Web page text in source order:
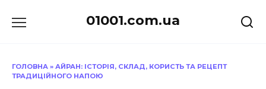
до
01001.com.ua
ГОЛОВНА » АЙРАН: ІСТОРІЯ, СКЛАД, КОРИСТЬ ТА РЕЦЕПТ
ТРАДИЦІЙНОГО НАПОЮ